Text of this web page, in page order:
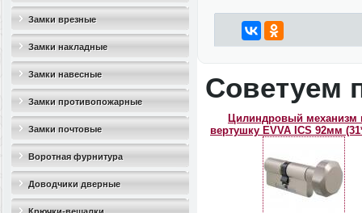
Замки врезные
Замки накладные
Замки навесные
Замки противопожарные
Замки почтовые
Воротная фурнитура
Доводчики дверные
Советуем
Цилиндровый механизм
вертушку EVVA ICS 92мм